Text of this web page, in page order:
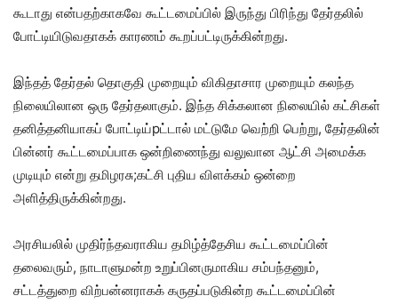
கூடாது என்பதற்காகவே கூட்டமைப்பில் இருந்து பிரிந்து தேர்தலில்
போட்டியிடுவதாகக் காரணம் கூறப்பட்டிருக்கின்றது.
இந்தத் தேர்தல் தொகுதி முறையும் விகிதாசார முறையும் கலந்த
நிலையிலான ஒரு தேர்தலாகும். இந்த சிக்கலான நிலையில் கட்சிகள்
தனித்தனியாகப் போட்டிய்pட்டால் மட்டுமே வெற்றி பெற்று, தேர்தலின்
பின்னர் கூட்டமைப்பாக ஒன்றிணைந்து வலுவான ஆட்சி அமைக்க
முடியும் என்று தமிழரசு;கட்சி புதிய விளக்கம் ஒன்றை
அளித்திருக்கின்றது.
அரசியலில் முதிர்ந்தவராகிய தமிழ்த்தேசிய கூட்டமைப்பின்
தலைவரும், நாடாளுமன்ற உறுப்பினருமாகிய சம்பந்தனும்,
சட்டத்துறை விற்பன்னராகக் கருதப்படுகின்ற கூட்டமைப்பின்